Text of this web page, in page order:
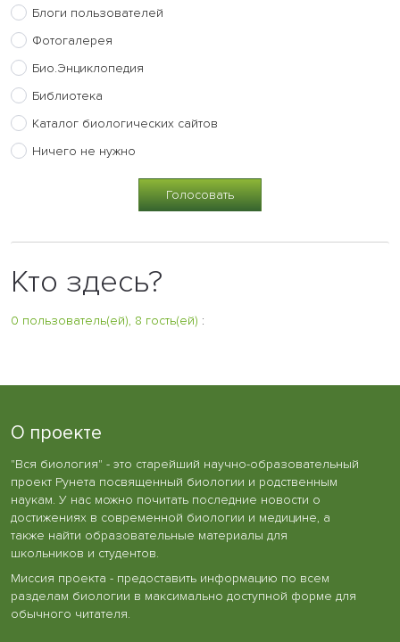
Блоги пользователей
Фотогалерея
Био.Энциклопедия
Библиотека
Каталог биологических сайтов
Ничего не нужно
Кто здесь?
0 пользователь(ей), 8 гость(ей) :
О проекте
"Вся биология" - это старейший научно-образовательный
проект Рунета посвященный биологии и родственным
наукам. У нас можно почитать последние новости о
достижениях в современной биологии и медицине, а
также найти образовательные материалы для
школьников и студентов.
Миссия проекта - предоставить информацию по всем
разделам биологии в максимально доступной форме для
обычного читателя.